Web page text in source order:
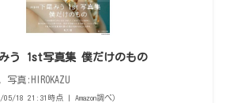
う 1st写真集 僕だけのもの
真:HIROKAZU
05/18 21:31時点 | Amazon調べ）